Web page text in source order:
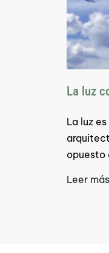
La luz
La luz
opuesto
Leer más